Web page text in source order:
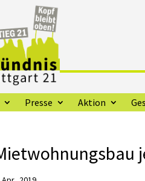
Presse Aktion